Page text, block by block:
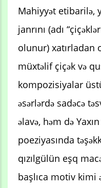
Mahiyyət etibarilə,
janrını (adı
olunur) xatırladan
müxtəlif çiçək və
kompozisiyalar
əsərlərdə sadəcə
əlavə, həm də
poeziyasında
qızılgülün eşq
başlıca motiv kimi